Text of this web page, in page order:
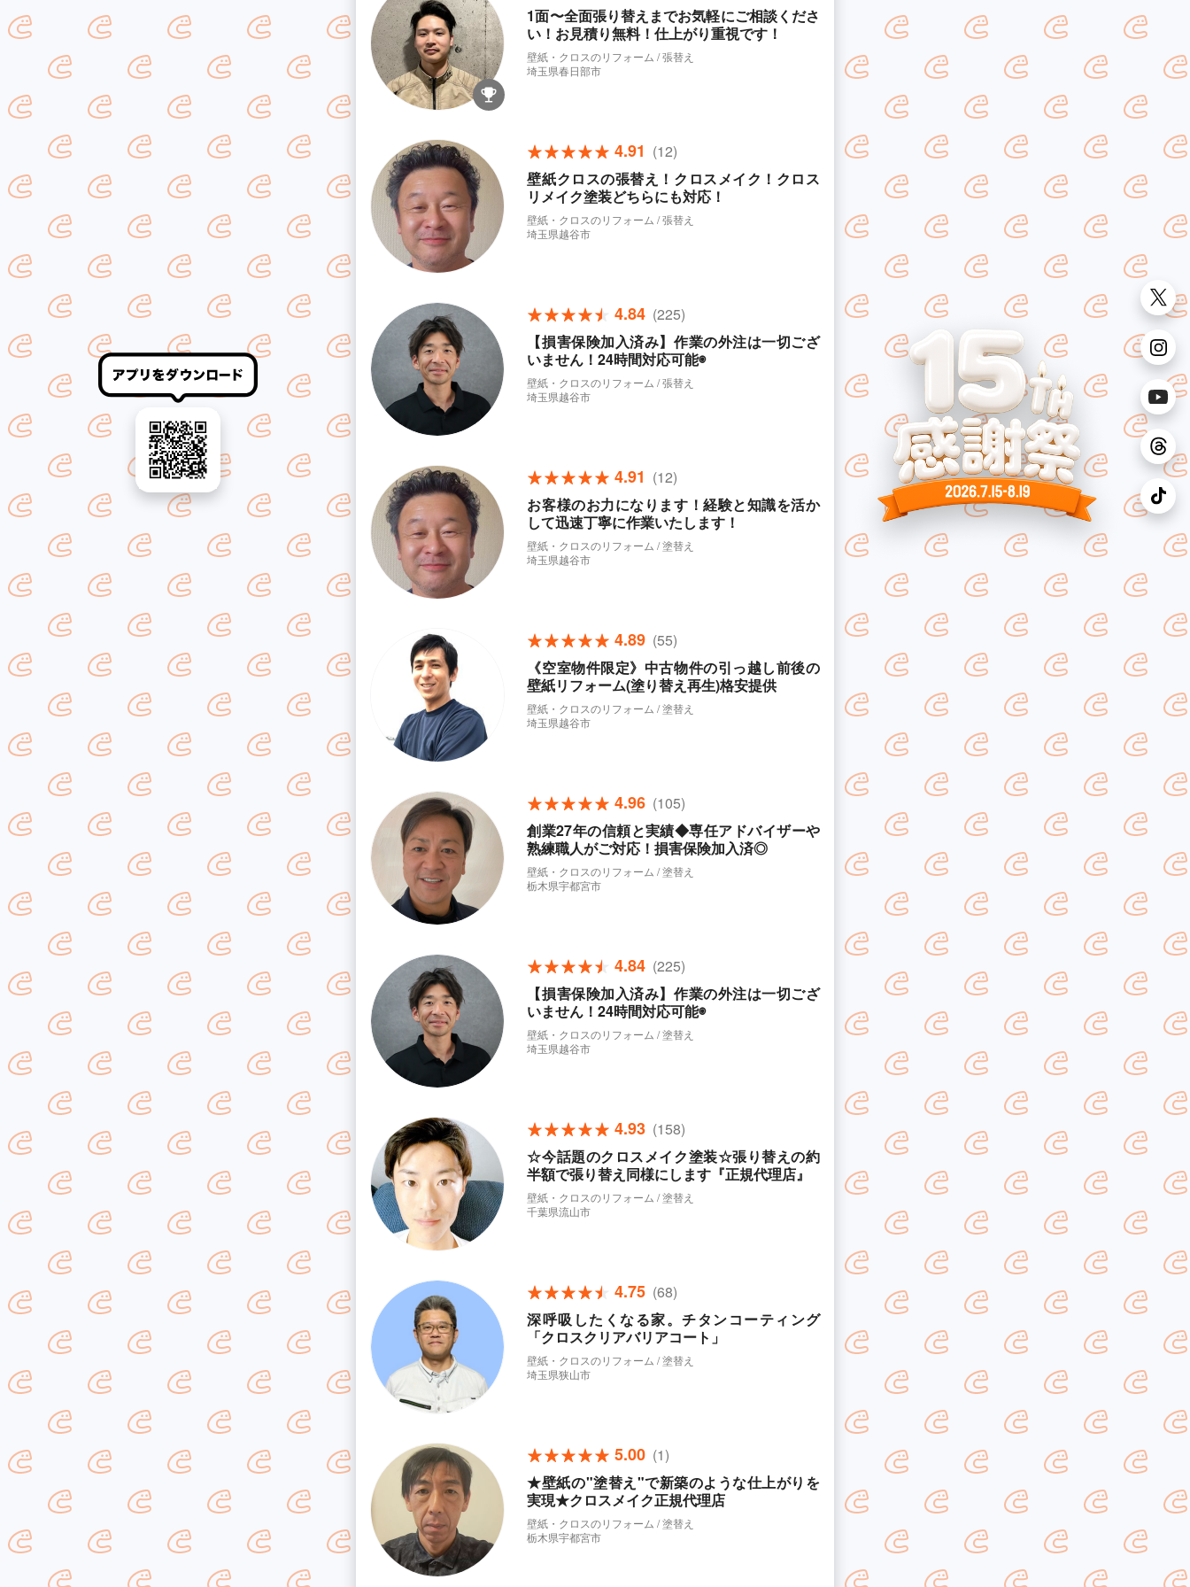
1面〜全面張り替えまでお気軽にご相談くださ
い！お見積り無料！仕上がり重視です！
壁紙・クロスのリフォーム / 張替え
埼玉県春日部市
4.91 (12)
壁紙クロスの張替え！クロスメイク！クロス
リメイク塗装どちらにも対応！
壁紙・クロスのリフォーム / 張替え
埼玉県越谷市
4.84 (225)
【損害保険加入済み】作業の外注は一切ござ
いません！24時間対応可能◉
壁紙・クロスのリフォーム / 張替え
埼玉県越谷市
4.91 (12)
お客様のお力になります！経験と知識を活か
して迅速丁寧に作業いたします！
壁紙・クロスのリフォーム / 塗替え
埼玉県越谷市
4.89 (55)
《空室物件限定》中古物件の引っ越し前後の
壁紙リフォーム(塗り替え再生)格安提供
壁紙・クロスのリフォーム / 塗替え
埼玉県越谷市
4.96 (105)
創業27年の信頼と実績◆専任アドバイザーや
熟練職人がご対応！損害保険加入済◎
壁紙・クロスのリフォーム / 塗替え
栃木県宇都宮市
4.84 (225)
【損害保険加入済み】作業の外注は一切ござ
いません！24時間対応可能◉
壁紙・クロスのリフォーム / 塗替え
埼玉県越谷市
4.93 (158)
☆今話題のクロスメイク塗装☆張り替えの約
半額で張り替え同様にします『正規代理店』
壁紙・クロスのリフォーム / 塗替え
千葉県流山市
4.75 (68)
深呼吸したくなる家。チタンコーティング
「クロスクリアバリアコート」
壁紙・クロスのリフォーム / 塗替え
埼玉県狭山市
5.00 (1)
★壁紙の"塗替え"で新築のような仕上がりを
実現★クロスメイク正規代理店
壁紙・クロスのリフォーム / 塗替え
栃木県宇都宮市